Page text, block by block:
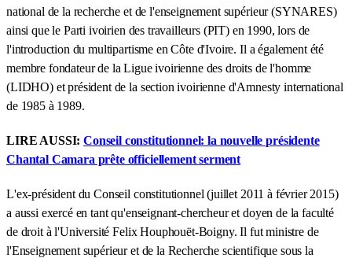
national de la recherche et de l'enseignement supérieur (SYNARES)
ainsi que le Parti ivoirien des travailleurs (PIT) en 1990, lors de
l'introduction du multipartisme en Côte d'Ivoire. Il a également été
membre fondateur de la Ligue ivoirienne des droits de l'homme
(LIDHO) et président de la section ivoirienne d'Amnesty international
de 1985 à 1989.
LIRE AUSSI:Conseil constitutionnel: la nouvelle présidente
Chantal Camara prête officiellement serment
L'ex-président du Conseil constitutionnel (juillet 2011 à février 2015)
a aussi exercé en tant qu'enseignant-chercheur et doyen de la faculté
de droit à l'Université Felix Houphouët-Boigny. Il fut ministre de
l'Enseignement supérieur et de la Recherche scientifique sous la